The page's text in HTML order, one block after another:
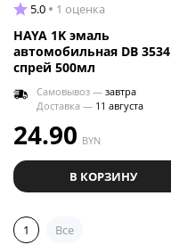
5.0 1 оценка
HAYA 1K эмаль
автомобильная DB 3534
спрей 500мл
Самовывоз — завтра
Доставка — 11 августа
24.90 BYN
В КОРЗИНУ
1 Все